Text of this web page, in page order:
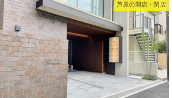
芦屋の開店・閉店